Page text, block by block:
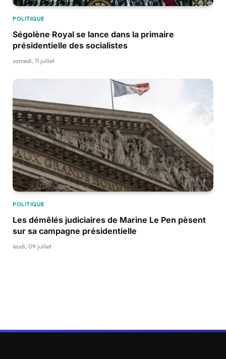
POLITIQUE
Ségolène Royal se lance dans la primaire
présidentielle des socialistes
samedi, 11 juillet
POLITIQUE
Les démêlés judiciaires de Marine Le Pen pèsent
sur sa campagne présidentielle
jeudi, 09 juillet